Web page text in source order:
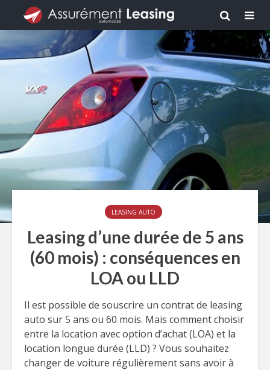
LEASING AUTO
Leasing d’une durée de 5 ans
(60 mois) : conséquences en
LOA ou LLD
Il est possible de souscrire un contrat de leasing
auto sur 5 ans ou 60 mois. Mais comment choisir
entre la location avec option d’achat (LOA) et la
location longue durée (LLD) ? Vous souhaitez
changer de voiture régulièrement sans avoir à